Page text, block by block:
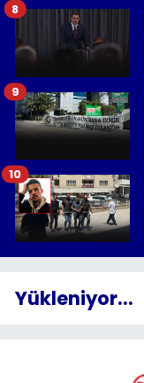
8
9
10
Yükleniyor...